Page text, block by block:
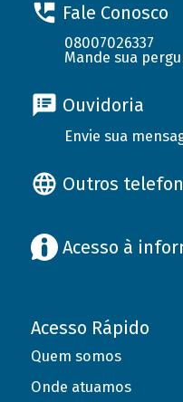
Fale Conosco
08007026337
Mande sua
Ouvidoria
Envie sua
Outros
Acesso à
Acesso Rápido
Quem somos
Onde atuamos